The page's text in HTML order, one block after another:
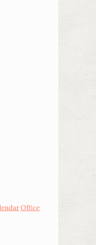
Office